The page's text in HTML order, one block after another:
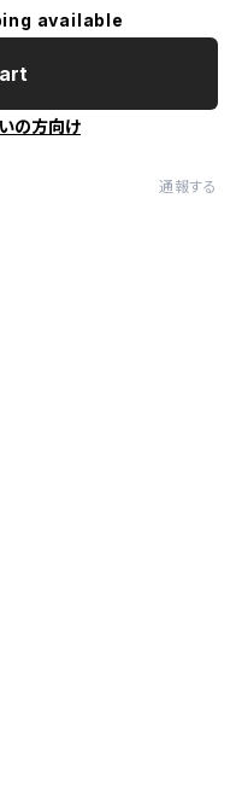
available
の方向け
通報する